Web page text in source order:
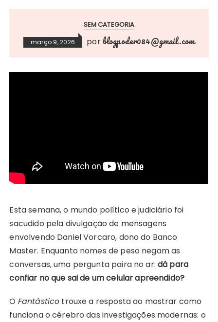
SEM CATEGORIA
março 9, 2026 por blogpoder084@gmail.com
Esta semana, o mundo político e judiciário foi
sacudido pela divulgação de mensagens
envolvendo Daniel Vorcaro, dono do Banco
Master. Enquanto nomes de peso negam as
conversas, uma pergunta paira no ar:dá para
confiar no que sai de um celular apreendido?
O Fantástico trouxe a resposta ao mostrar como
funciona o cérebro das investigações modernas: o